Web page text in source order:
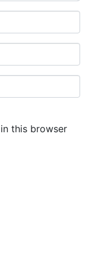
this browser